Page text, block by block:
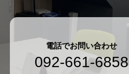
電話でお問い合わせ
092-661-6858